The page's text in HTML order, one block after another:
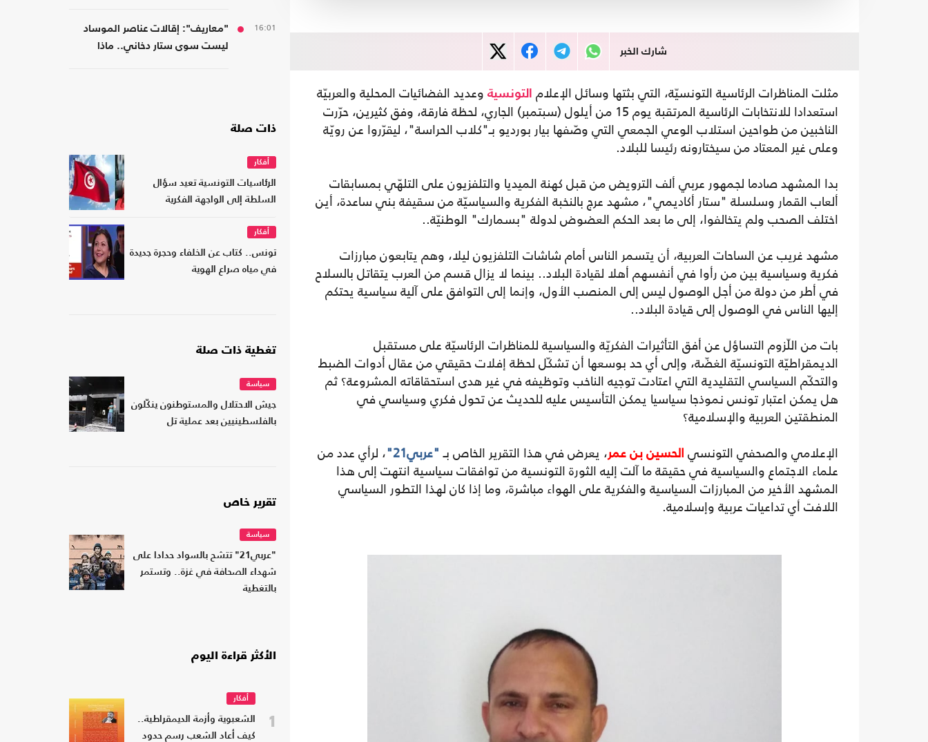
شارك الخبر
مثلت المناظرات الرئاسية التونسيّة، التي بثتها وسائل الإعلام التونسية وعديد الفضائيات المحلية والعربيّة
استعدادا للانتخابات الرئاسية المرتقبة يوم 15 من أيلول (سبتمبر) الجاري، لحظة فارقة، وفق كثيرين، حرّرت
الناخبين من طواحين استلاب الوعي الجمعي التي وصّفها بيار بورديو بـ"كلاب الحراسة"، ليقرّروا عن رويّة
وعلى غير المعتاد من سيختارونه رئيسا للبلاد.
بدا المشهد صادما لجمهور عربي ألف الترويض من قبل كهنة الميديا والتلفزيون على التلهّي بمسابقات
ألعاب القمار وسلسلة "ستار أكاديمي"، مشهد عرج بالنخبة الفكرية والسياسيّة من سقيفة بني ساعدة، أين
اختلف الصحب ولم يتخالفوا، إلى ما بعد الحكم العضوض لدولة "بسمارك" الوطنيّة..
مشهد غريب عن الساحات العربية، أن يتسمر الناس أمام شاشات التلفزيون ليلا، وهم يتابعون مبارزات
فكرية وسياسية بين من رأوا في أنفسهم أهلا لقيادة البلاد.. بينما لا يزال قسم من العرب يتقاتل بالسلاح
في أطر من دولة من أجل الوصول ليس إلى المنصب الأول، وإنما إلى التوافق على آلية سياسية يحتكم
إليها الناس في الوصول إلى قيادة البلاد..
بات من اللّزوم التساؤل عن أفق التأثيرات الفكريّة والسياسية للمناظرات الرئاسيّة على مستقبل
الديمقراطيّة التونسيّة الغضّة، وإلى أي حد بوسعها أن تشكّل لحظة إفلات حقيقي من عقال أدوات الضبط
والتحكّم السياسي التقليدية التي اعتادت توجيه الناخب وتوظيفه في غير هدى استحقاقاته المشروعة؟ ثم
هل يمكن اعتبار تونس نموذجا سياسيا يمكن التأسيس عليه للحديث عن تحول فكري وسياسي في
المنطقتين العربية والإسلامية؟
الإعلامي والصحفي التونسي الحسين بن عمر، يعرض في هذا التقرير الخاص بـ "عربي21"
، لرأي عدد من
علماء الاجتماع والسياسية في حقيقة ما آلت إليه الثورة التونسية من توافقات سياسية انتهت إلى هذا
المشهد الأخير من المبارزات السياسية والفكرية على الهواء مباشرة، وما إذا كان لهذا التطور السياسي
اللافت أي تداعيات عربية وإسلامية.
16:01
"معاريف": إقالات عناصر الموساد
ليست سوى ستار دخاني.. ماذا
ذات صلة
أفكار
الرئاسيات التونسية تعيد سؤال
السلطة إلى الواجهة الفكرية
أفكار
تونس.. كتاب عن الخلفاء وحجرة جديدة
في مياه صراع الهوية
تغطية ذات صلة
سياسة
جيش الاحتلال والمستوطنون ينكّلون
بالفلسطينيين بعد عملية تل
تقرير خاص
سياسة
"عربي21" تتشح بالسواد حدادا على
شهداء الصحافة في غزة.. وتستمر
بالتغطية
الأكثر قراءة اليوم
1
أفكار
الشعبوية وأزمة الديمقراطية..
كيف أعاد الشعب رسم حدود